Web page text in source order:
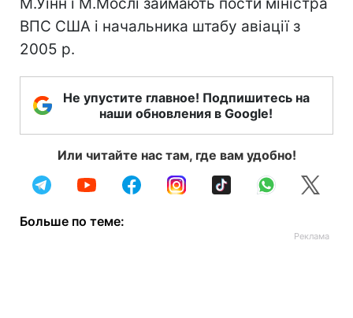
ВПС США і начальника штабу авіації з
2005 р.
Не упустите главное! Подпишитесь на
наши обновления в Google!
Или читайте нас там, где вам удобно!
Больше по теме: